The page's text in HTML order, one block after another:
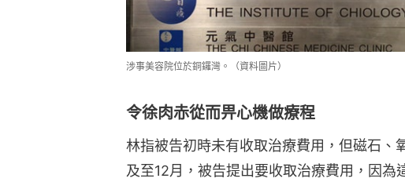
涉事美容院位於銅鑼灣。（資料圖片）
令徐肉赤從而畀心機做療程
林指被告初時未有收取治療費用，但磁石、
及至12月，被告提出要收取治療費用，因為